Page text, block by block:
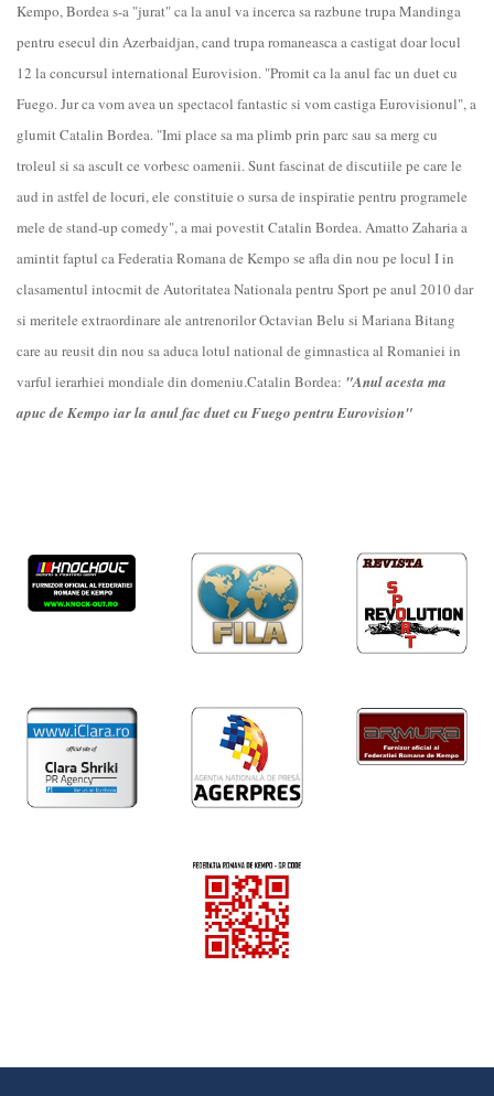
Kempo, Bordea s-a "jurat" ca la anul va incerca sa razbune trupa Mandinga
pentru esecul din Azerbaidjan, cand trupa romaneasca a castigat doar locul
12 la concursul international Eurovision. "Promit ca la anul fac un duet cu
Fuego. Jur ca vom avea un spectacol fantastic si vom castiga Eurovisionul", a
glumit Catalin Bordea. "Imi place sa ma plimb prin parc sau sa merg cu
troleul si sa ascult ce vorbesc oamenii. Sunt fascinat de discutiile pe care le
aud in astfel de locuri, ele constituie o sursa de inspiratie pentru programele
mele de stand-up comedy", a mai povestit Catalin Bordea. Amatto Zaharia a
amintit faptul ca Federatia Romana de Kempo se afla din nou pe locul I in
clasamentul intocmit de Autoritatea Nationala pentru Sport pe anul 2010 dar
si meritele extraordinare ale antrenorilor Octavian Belu si Mariana Bitang
care au reusit din nou sa aduca lotul national de gimnastica al Romaniei in
varful ierarhiei mondiale din domeniu.Catalin Bordea: "Anul acesta ma
apuc de Kempo iar la anul fac duet cu Fuego pentru Eurovision"